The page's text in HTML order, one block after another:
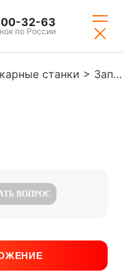
32-63
по России
станки > Запчасти и инструмент
ВОПРОС